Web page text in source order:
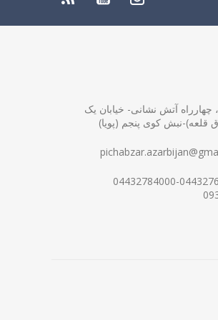
چهارراه آتش نشانی- خیابان یک
قلعه)-نبش کوی پنجم (پویا)
04432784000-